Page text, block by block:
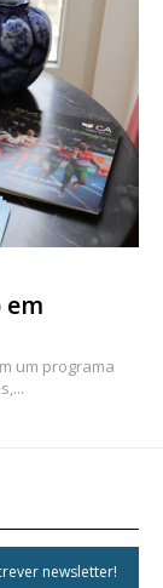
um programa
newsletter!